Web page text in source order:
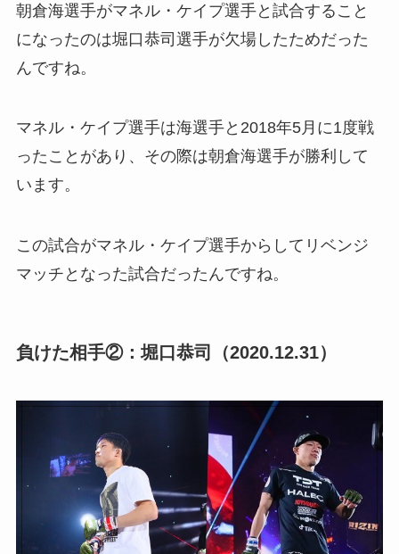
朝倉海選手がマネル・ケイプ選手と試合すること
になったのは堀口恭司選手が欠場したためだった
んですね。
マネル・ケイプ選手は海選手と2018年5月に1度戦
ったことがあり、その際は朝倉海選手が勝利して
います。
この試合がマネル・ケイプ選手からしてリベンジ
マッチとなった試合だったんですね。
負けた相手②：堀口恭司（2020.12.31）